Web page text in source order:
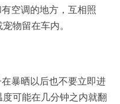
空调的地方，互相照
物留在车内。
暴晒以后也不要立即进
可能在几分钟之内就翻